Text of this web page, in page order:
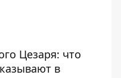
Цезаря: что
в